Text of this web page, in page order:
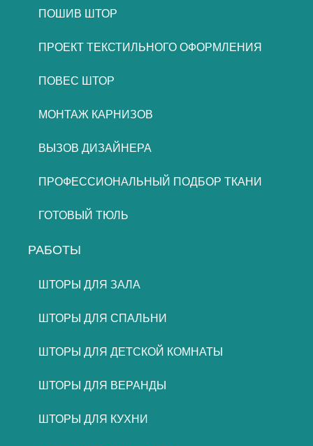
ПОШИВ ШТОР
ПРОЕКТ ТЕКСТИЛЬНОГО ОФОРМЛЕНИЯ
ПОВЕС ШТОР
МОНТАЖ КАРНИЗОВ
ВЫЗОВ ДИЗАЙНЕРА
ПРОФЕССИОНАЛЬНЫЙ ПОДБОР ТКАНИ
ГОТОВЫЙ ТЮЛЬ
РАБОТЫ
ШТОРЫ ДЛЯ ЗАЛА
ШТОРЫ ДЛЯ СПАЛЬНИ
ШТОРЫ ДЛЯ ДЕТСКОЙ КОМНАТЫ
ШТОРЫ ДЛЯ ВЕРАНДЫ
ШТОРЫ ДЛЯ КУХНИ